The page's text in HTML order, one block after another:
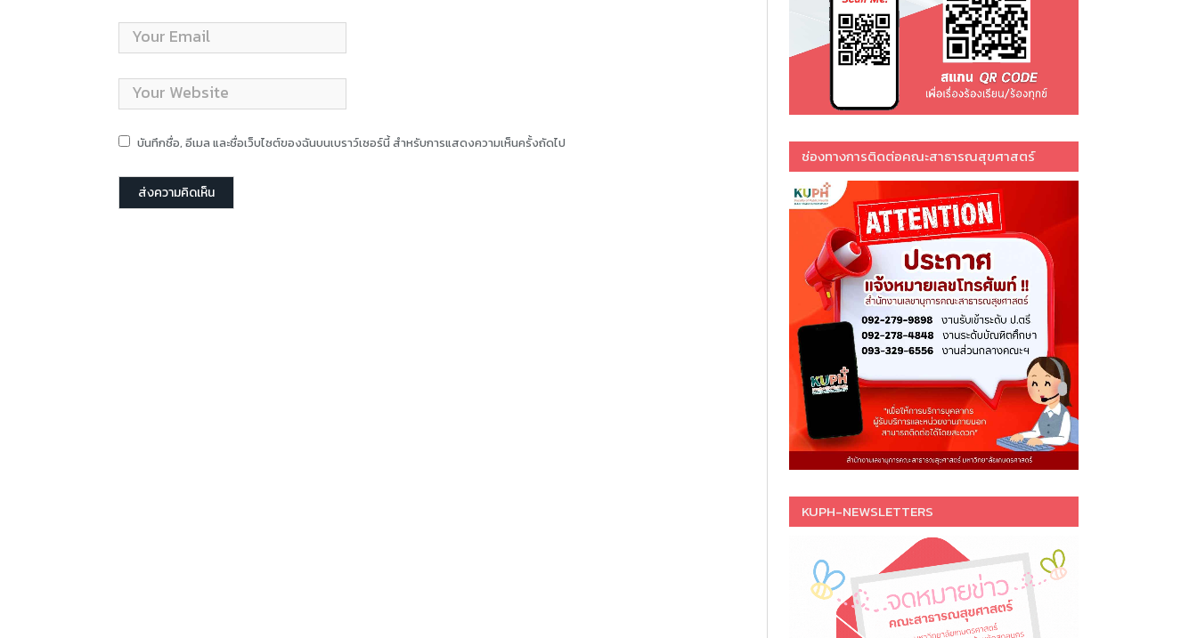
บันทึกชื่อ, อีเมล และชื่อเว็บไซต์ของฉันบนเบราว์เซอร์นี้ สำหรับการแสดงความเห็นครั้งถัดไป
ช่องทางการติดต่อคณะสาธารณสุขศาสตร์
KUPH-NEWSLETTERS